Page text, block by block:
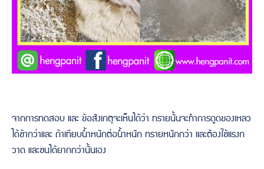
จากการทดสอบ และ ข้อสังเกตุจะเห็นได้ว่า ทรายนั้นจะทำการดูดของเหลว
ได้ช้ากว่าและ ถ้าเทียบน้ำหนักต่อน้ำหนัก ทรายหนักกว่า เเละต้องใช้เเรงก
วาด และชนได้ยากกว่านั้นเอง